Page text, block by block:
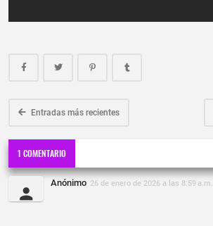
Entradas más recientes
1 COMENTARIO
Anónimo 26 de enero de 2026 a las 8:59 a.m.